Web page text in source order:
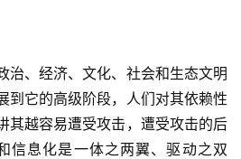
治、经济、文化、社会和生态文明
到它的高级阶段，人们对其依赖性
其越容易遭受攻击，遭受攻击的后
信息化是一体之两翼、驱动之双